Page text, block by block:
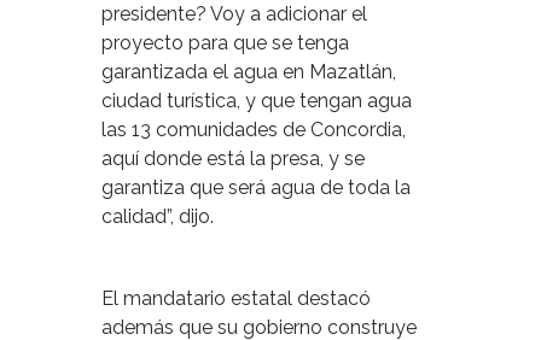
presidente? Voy a adicionar el
proyecto para que se tenga
garantizada el agua en Mazatlán,
ciudad turística, y que tengan agua
las 13 comunidades de Concordia,
aquí donde está la presa, y se
garantiza que será agua de toda la
calidad”, dijo.
El mandatario estatal destacó
además que su gobierno construye